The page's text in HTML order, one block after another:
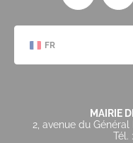
FR
MAIRIE
2, avenue du
Tél.